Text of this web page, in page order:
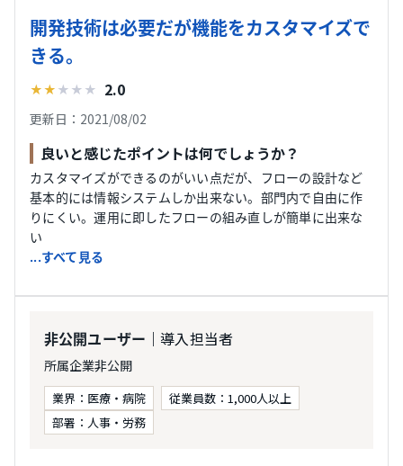
開発技術は必要だが機能をカスタマイズで
きる。
★★ ★ ★ ★ 2.0
更新日：2021/08/02
良いと感じたポイントは何でしょうか？
カスタマイズができるのがいい点だが、フローの設計など
基本的には情報システムしか出来ない。部門内で自由に作
りにくい。運用に即したフローの組み直しが簡単に出来な
い
...すべて見る
非公開ユーザー ｜導入担当者
所属企業非公開
業界：医療・病院
従業員数：1,000人以上
部署：人事・労務